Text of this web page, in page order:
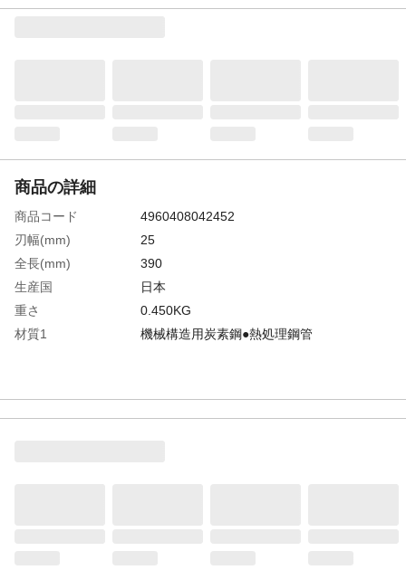
商品の詳細
商品コード
4960408042452
刃幅(mm)
25
全長(mm)
390
生産国
日本
重さ
0.450KG
材質1
機械構造用炭素鋼●熱処理鋼管